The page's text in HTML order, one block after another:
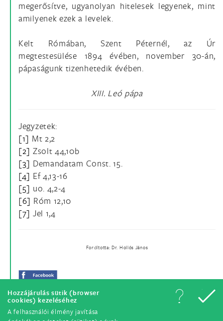
Hozzájárulás sütik (browser
cookies) kezeléséhez
A felhasználói élmény javítása
megerősítve, ugyanolyan hitelesek legyenek, mint
amilyenek ezek a levelek.
Kelt Rómában, Szent Péternél, az Úr
megtestesülése 1894 évében, november 30-án,
pápaságunk tizenhetedik évében.
XIII. Leó pápa
Jegyzetek:
[1] Mt 2,2
[2] Zsolt 44,10b
[3] Demandatam Const. 15.
[4] Ef 4,13-16
[5] uo. 4,2-4
[6] Róm 12,10
[7] Jel 1,4
Fordította: Dr. Hollós János